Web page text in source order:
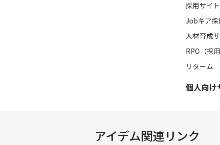
採用サイ
Jobギア
人材育成
RPO（採
リターム
個人向け
アイデム関連リンク